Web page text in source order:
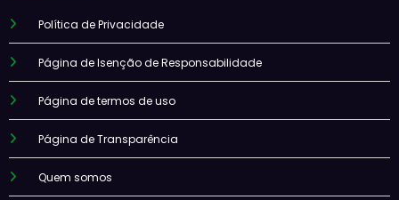
Política de Privacidade
Página de Isenção de Responsabilidade
Página de termos de uso
Página de Transparência
Quem somos